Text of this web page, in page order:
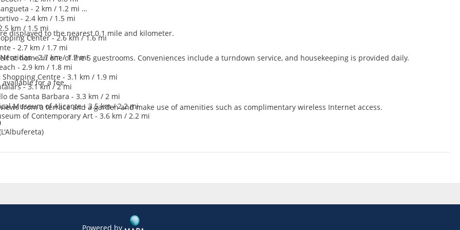
from a terrace and a garden and make use of amenities such as complimentary wireless Internet access.
available for a fee.
at home in one of the 5 guestrooms. Conveniences include a turndown service, and housekeeping is provided daily.
displayed to the nearest 0.1 mile and kilometer.
- 2 km / 1.2 mi
- 2.4 km / 1.5 mi
km / 1.5 mi
Center - 2.6 km / 1.6 mi
- 2.7 km / 1.7 mi
- 2.7 km / 1.7 mi
- 2.9 km / 1.8 mi
Shopping Centre - 3.1 km / 1.9 mi
- 3.1 km / 2 mi
de Santa Barbara - 3.3 km / 2 mi
Museum of Alicante - 3.5 km / 2.2 mi
of Contemporary Art - 3.6 km / 2.2 mi
Powered by